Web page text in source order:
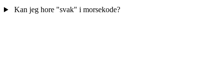
Kan jeg hore "svak" i morsekode?